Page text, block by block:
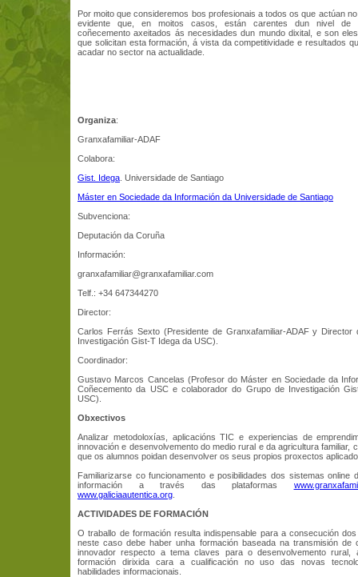
Por moito que consideremos bos profesionais a todos os que actúan
evidente que, en moitos casos, están carentes dun nivel de
coñecemento axeitados ás necesidades dun mundo dixital, e son
que solicitan esta formación, á vista da competitividade e resultados
acadar no sector na actualidade.
Organiza:
Granxafamiliar-ADAF
Colabora:
Gist. Idega . Universidade de Santiago
Máster en Sociedade da Información da Universidade de Santiago
Subvenciona:
Deputación da Coruña
Información:
granxafamiliar@granxafamiliar.com
Telf.: +34 647344270
Director:
Carlos Ferrás Sexto (Presidente de Granxafamiliar-ADAF y Director
Investigación Gist-T Idega da USC).
Coordinador:
Gustavo Marcos Cancelas (Profesor do Máster en Sociedade da
Coñecemento da USC e colaborador do Grupo de Investigación
USC).
Obxectivos
Analizar metodoloxías, aplicacións TIC e experiencias de
innovación e desenvolvemento do medio rural e da agricultura familiar,
que os alumnos poidan desenvolver os seus propios proxectos
Familiarizarse co funcionamento e posibilidades dos sistemas online
información a través das plataformas
www.galiciaautentica.org
ACTIVIDADES DE FORMACIÓN
O traballo de formación resulta indispensable para a consecución
neste caso debe haber unha formación baseada na transmisión de
innovador respecto a tema claves para o desenvolvemento rural,
formación dirixida cara a cualificación no uso das novas
habilidades informacionais.